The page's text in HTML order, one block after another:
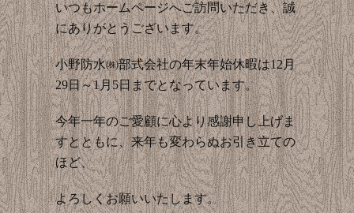
カラーシミュレーション
施工事例
お知らせ
採用情報
いつもホームページへご訪問いただき、誠
にありがとうございます。
小野防水㈱部式会社の年末年始休暇は12月
29日～1月5日までとなっています。
今年一年のご愛顧に心より感謝申し上げま
すとともに、来年も変わらぬお引き立ての
ほど、
よろしくお願いいたします。